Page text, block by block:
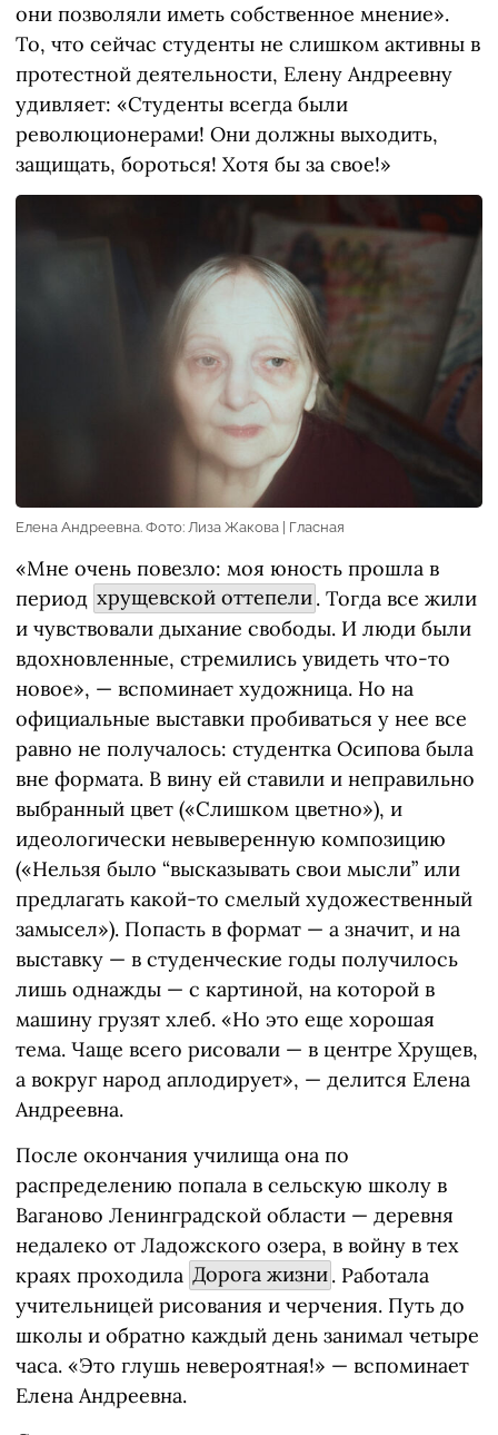
они позволяли иметь собственное мнение».
То, что сейчас студенты не слишком активны в
протестной деятельности, Елену Андреевну
удивляет: «Студенты всегда были
революционерами! Они должны выходить,
защищать, бороться! Хотя бы за свое!»
Елена Андреевна. Фото: Лиза Жакова | Гласная
«Мне очень повезло: моя юность прошла в
период хрущевской оттепели. Тогда все жили
и чувствовали дыхание свободы. И люди были
вдохновленные, стремились увидеть что-то
новое», — вспоминает художница. Но на
официальные выставки пробиваться у нее все
равно не получалось: студентка Осипова была
вне формата. В вину ей ставили и неправильно
выбранный цвет («Слишком цветно»), и
идеологически невыверенную композицию
(«Нельзя было “высказывать свои мысли” или
предлагать какой-то смелый художественный
замысел»). Попасть в формат — а значит, и на
выставку — в студенческие годы получилось
лишь однажды — с картиной, на которой в
машину грузят хлеб. «Но это еще хорошая
тема. Чаще всего рисовали — в центре Хрущев,
а вокруг народ аплодирует», — делится Елена
Андреевна.
После окончания училища она по
распределению попала в сельскую школу в
Ваганово Ленинградской области — деревня
недалеко от Ладожского озера, в войну в тех
краях проходила Дорога жизни. Работала
учительницей рисования и черчения. Путь до
школы и обратно каждый день занимал четыре
часа. «Это глушь невероятная!» — вспоминает
Елена Андреевна.